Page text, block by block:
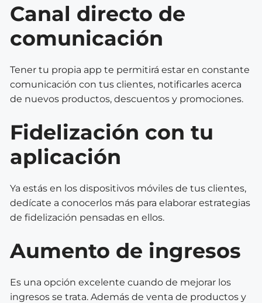
Canal directo de
comunicación
Tener tu propia app te permitirá estar en constante
comunicación con tus clientes, notificarles acerca
de nuevos productos, descuentos y promociones.
Fidelización con tu
aplicación
Ya estás en los dispositivos móviles de tus clientes,
dedícate a conocerlos más para elaborar estrategias
de fidelización pensadas en ellos.
Aumento de ingresos
Es una opción excelente cuando de mejorar los
ingresos se trata. Además de venta de productos y